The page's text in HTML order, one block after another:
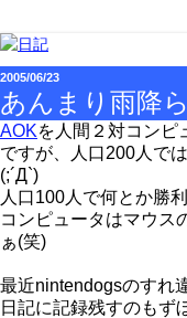
2005/06/23
あんまり雨降
AOKを人間２対コンピ
ですが、人口200人で
(;´Д`)
人口100人で何とか勝利
コンピュータはマウス
ぁ(笑)
最近nintendogsのすれ
日記に記録残すのも